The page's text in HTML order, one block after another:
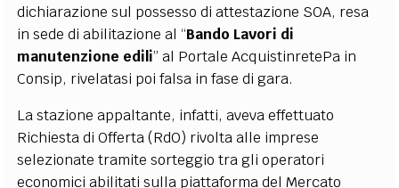
dichiarazione sul possesso di attestazione SOA, resa
in sede di abilitazione al “Bando Lavori di
manutenzione edili” al Portale AcquistinretePa in
Consip, rivelatasi poi falsa in fase di gara.
La stazione appaltante, infatti, aveva effettuato
Richiesta di Offerta (RdO) rivolta alle imprese
selezionate tramite sorteggio tra gli operatori
economici abilitati sulla piattaforma del Mercato